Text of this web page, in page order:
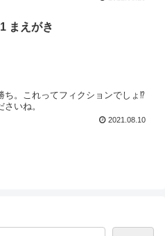
まえがき
ち。これってフィクションでしょ⁉
いね。
2021.08.10